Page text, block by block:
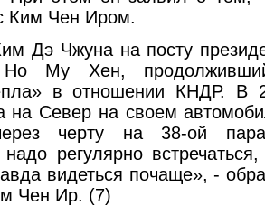
Ким Чен Иром.
Дэ Чжуна на посту
Но Му Хен,
в отношении КНДР. В
на Север на своем
черту на 38-ой
регулярно
видеться почаще», -
Чен Ир. (7)